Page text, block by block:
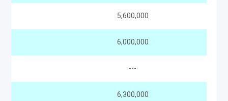
5,600,000
6,000,000
---
6,300,000